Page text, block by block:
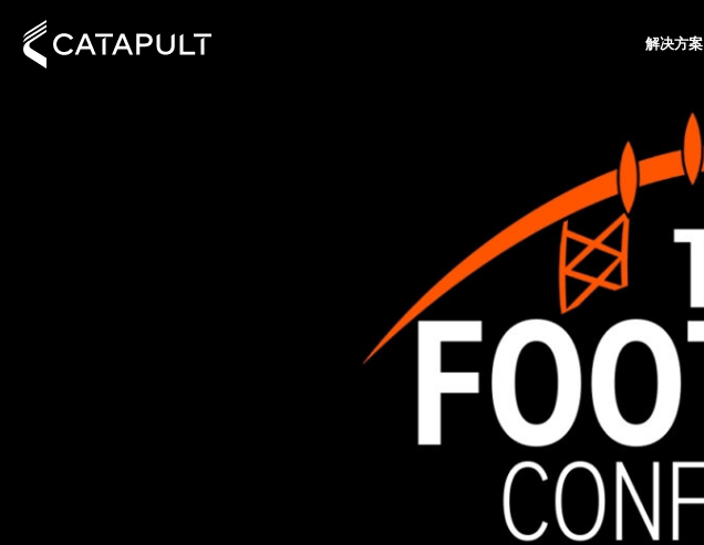
解决方案